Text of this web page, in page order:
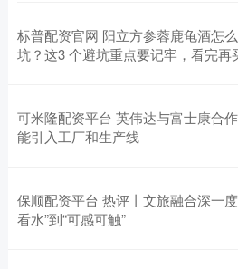
标普配资官网 阳立方参蓉鹿龟酒怎
坑？这3 个避坑重点要记牢，看完再
可米隆配资平台 英伟达与富士康合
能引入工厂和生产线
保顺配资平台 热评丨文旅融合深一
看水”到“可感可触”